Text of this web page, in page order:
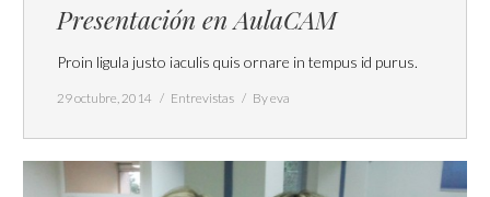
Presentación en AulaCAM
Proin ligula justo iaculis quis ornare in tempus id purus.
29 octubre, 2014 Entrevistas Byeva